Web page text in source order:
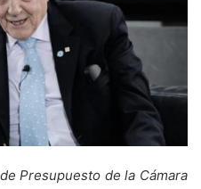
Presupuesto de la Cámara